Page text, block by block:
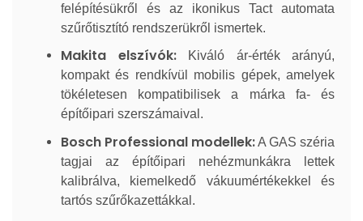
felépítésükről és az ikonikus Tact automata
szűrőtisztító rendszerükről ismertek.
Makita elszívók:Kiváló ár-érték arányú,
kompakt és rendkívül mobilis gépek, amelyek
tökéletesen kompatibilisek a márka fa- és
építőipari szerszámaival.
Bosch Professional modellek:A GAS széria
tagjai az építőipari nehézmunkákra lettek
kalibrálva, kiemelkedő vákuumértékekkel és
tartós szűrőkazettákkal.